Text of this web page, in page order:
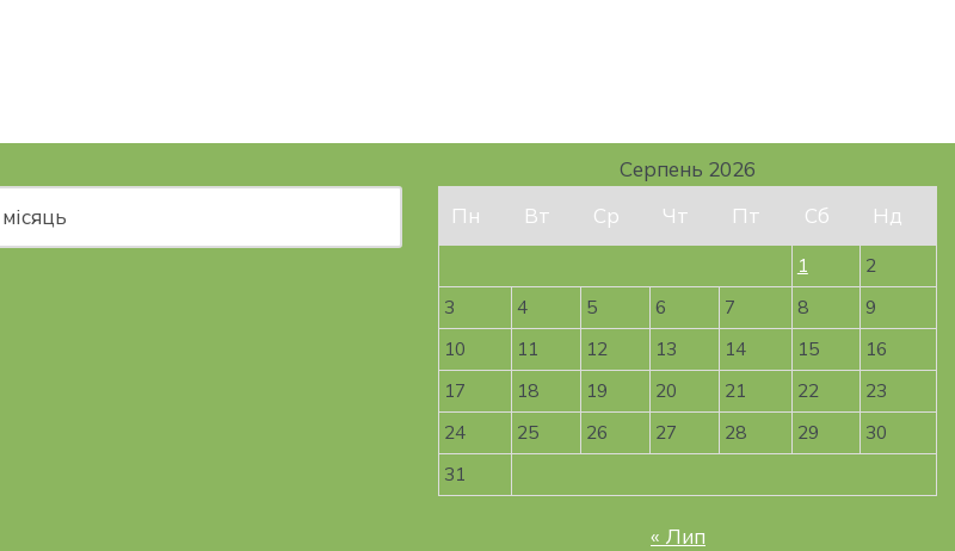
Серпень 2026
Пн
Вт Ср Чт Пт Сб Нд
1
2
3
4 5 6 7 8
9
10
11 12 13 14 15
16
17
18 19 20 21 22
23
24
25 26 27 28 29
30
31
« Лип